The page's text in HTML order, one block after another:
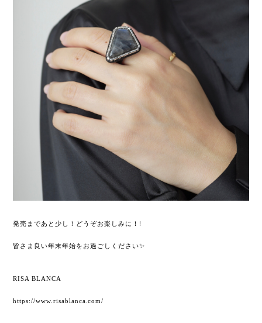
発売まであと少し！どうぞお楽しみに！!
皆さま良い年末年始をお過ごしください✨
RISA BLANCA
https://www.risablanca.com/